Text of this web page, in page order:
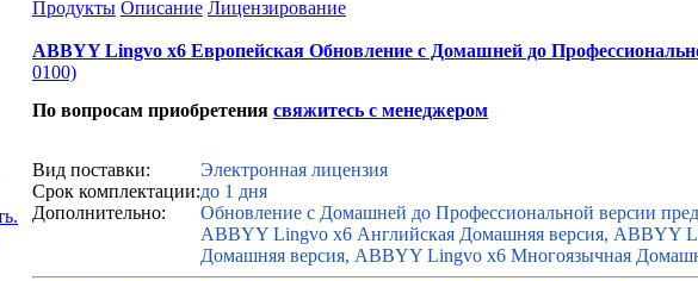
Продукты Описание Лицензирование
ABBYY Lingvo x6 Европейская Обновление с Домашней до
0100)
По вопросам приобретения свяжитесь с менеджером
Вид поставки:
Электронная лицензия
Срок комплектации:до 1 дня
Дополнительно:
Обновление с Домашней до Профессиональной версии
ABBYY Lingvo x6 Английская Домашняя версия, ABBYY
Домашняя версия, ABBYY Lingvo x6 Многоязычная